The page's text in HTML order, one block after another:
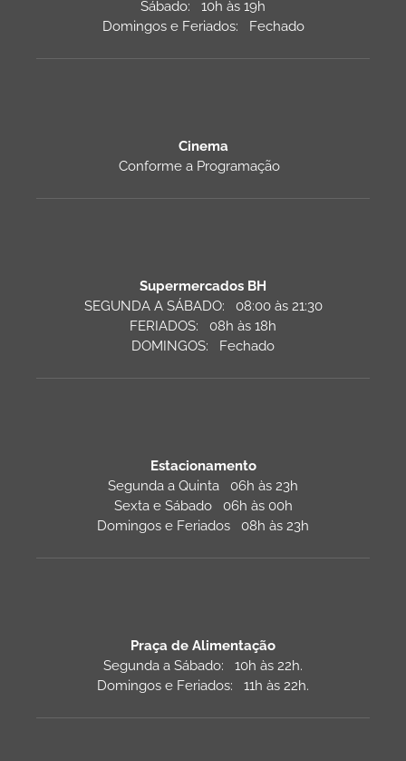
Sábado: 10h às 19h
Domingos e Feriados: Fechado
Cinema
Conforme a Programação
Supermercados BH
SEGUNDA A SÁBADO: 08:00 às 21:30
FERIADOS: 08h às 18h
DOMINGOS: Fechado
Estacionamento
Segunda a Quinta 06h às 23h
Sexta e Sábado 06h às 00h
Domingos e Feriados 08h às 23h
Praça de Alimentação
Segunda a Sábado: 10h às 22h.
Domingos e Feriados: 11h às 22h.